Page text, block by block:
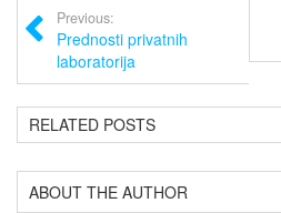
Previous:
Prednosti privatnih
laboratorija
RELATED POSTS
ABOUT THE AUTHOR